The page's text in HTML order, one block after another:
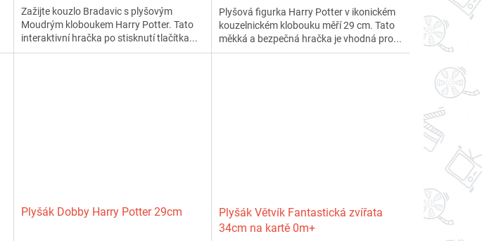
Zažijte kouzlo Bradavic s plyšovým
Moudrým kloboukem Harry Potter. Tato
interaktivní hračka po stisknutí tlačítka...
Plyšová figurka Harry Potter v ikonickém
kouzelnickém klobouku měří 29 cm. Tato
měkká a bezpečná hračka je vhodná pro...
Plyšák Dobby Harry Potter 29cm
Plyšák Větvík Fantastická zvířata
34cm na kartě 0m+